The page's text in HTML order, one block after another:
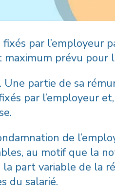
par l’employeur
prévu pour
partie de sa
par l’employeur
de
au motif que la
la part variable de la
du salarié.